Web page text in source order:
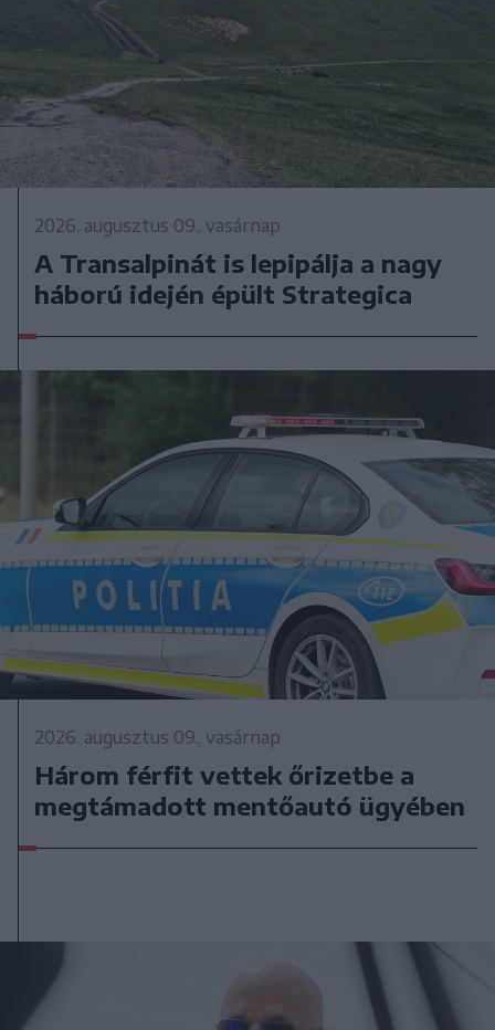
2026. augusztus 09., vasárnap
A Transalpinát is lepipálja a nagy
háború idején épült Strategica
2026. augusztus 09., vasárnap
Három férfit vettek őrizetbe a
megtámadott mentőautó ügyében